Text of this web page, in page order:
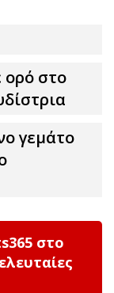
ορό στο
γεμάτο
στο